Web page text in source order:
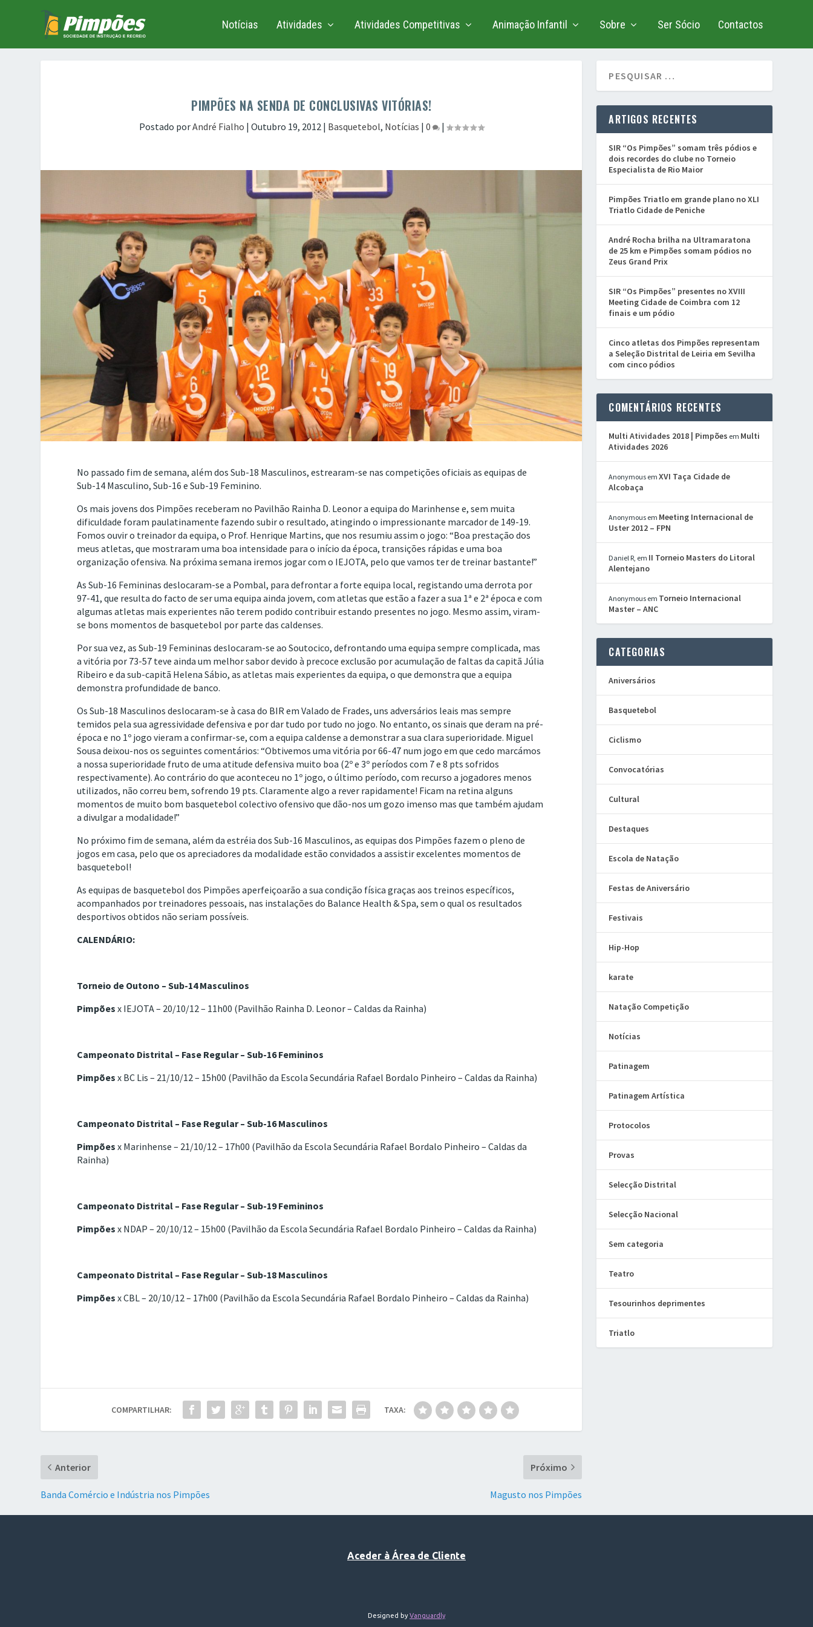
Notícias Atividades Atividades Competitivas Animação Infantil Sobre Ser Sócio Contactos
PIMPÕES NA SENDA DE CONCLUSIVAS VITÓRIAS!
Postado porAndré Fialho | Outubro 19, 2012| Basquetebol, Notícias | 0 |
No passado fim de semana, além dos Sub-18 Masculinos, estrearam-se nas competições oficiais as equipas de
Sub-14 Masculino, Sub-16 e Sub-19 Feminino.
Os mais jovens dos Pimpões receberam no Pavilhão Rainha D. Leonor a equipa do Marinhense e, sem muita
dificuldade foram paulatinamente fazendo subir o resultado, atingindo o impressionante marcador de 149-19.
Fomos ouvir o treinador da equipa, o Prof. Henrique Martins, que nos resumiu assim o jogo: “Boa prestação dos
meus atletas, que mostraram uma boa intensidade para o início da época, transições rápidas e uma boa
organização ofensiva. Na próxima semana iremos jogar com o IEJOTA, pelo que vamos ter de treinar bastante!”
As Sub-16 Femininas deslocaram-se a Pombal, para defrontar a forte equipa local, registando uma derrota por
97-41, que resulta do facto de ser uma equipa ainda jovem, com atletas que estão a fazer a sua 1ª e 2ª época e com
algumas atletas mais experientes não terem podido contribuir estando presentes no jogo. Mesmo assim, viram-
se bons momentos de basquetebol por parte das caldenses.
Por sua vez, as Sub-19 Femininas deslocaram-se ao Soutocico, defrontando uma equipa sempre complicada, mas
a vitória por 73-57 teve ainda um melhor sabor devido à precoce exclusão por acumulação de faltas da capitã Júlia
Ribeiro e da sub-capitã Helena Sábio, as atletas mais experientes da equipa, o que demonstra que a equipa
demonstra profundidade de banco.
Os Sub-18 Masculinos deslocaram-se à casa do BIR em Valado de Frades, uns adversários leais mas sempre
temidos pela sua agressividade defensiva e por dar tudo por tudo no jogo. No entanto, os sinais que deram na pré-
época e no 1º jogo vieram a confirmar-se, com a equipa caldense a demonstrar a sua clara superioridade. Miguel
Sousa deixou-nos os seguintes comentários: “Obtivemos uma vitória por 66-47 num jogo em que cedo marcámos
a nossa superioridade fruto de uma atitude defensiva muito boa (2º e 3º períodos com 7 e 8 pts sofridos
respectivamente). Ao contrário do que aconteceu no 1º jogo, o último período, com recurso a jogadores menos
utilizados, não correu bem, sofrendo 19 pts. Claramente algo a rever rapidamente! Ficam na retina alguns
momentos de muito bom basquetebol colectivo ofensivo que dão-nos um gozo imenso mas que também ajudam
a divulgar a modalidade!”
No próximo fim de semana, além da estréia dos Sub-16 Masculinos, as equipas dos Pimpões fazem o pleno de
jogos em casa, pelo que os apreciadores da modalidade estão convidados a assistir excelentes momentos de
basquetebol!
As equipas de basquetebol dos Pimpões aperfeiçoarão a sua condição física graças aos treinos específicos,
acompanhados por treinadores pessoais, nas instalações do Balance Health & Spa, sem o qual os resultados
desportivos obtidos não seriam possíveis.
CALENDÁRIO:
Torneio de Outono – Sub-14 Masculinos
Pimpõesx IEJOTA – 20/10/12 – 11h00 (Pavilhão Rainha D. Leonor – Caldas da Rainha)
Campeonato Distrital – Fase Regular – Sub-16 Femininos
Pimpõesx BC Lis – 21/10/12 – 15h00 (Pavilhão da Escola Secundária Rafael Bordalo Pinheiro – Caldas da Rainha)
Campeonato Distrital – Fase Regular – Sub-16 Masculinos
Pimpõesx Marinhense – 21/10/12 – 17h00 (Pavilhão da Escola Secundária Rafael Bordalo Pinheiro – Caldas da
Rainha)
Campeonato Distrital – Fase Regular – Sub-19 Femininos
Pimpõesx NDAP – 20/10/12 – 15h00 (Pavilhão da Escola Secundária Rafael Bordalo Pinheiro – Caldas da Rainha)
Campeonato Distrital – Fase Regular – Sub-18 Masculinos
Pimpõesx CBL – 20/10/12 – 17h00 (Pavilhão da Escola Secundária Rafael Bordalo Pinheiro – Caldas da Rainha)
COMPARTILHAR: TAXA:
Anterior
Banda Comércio e Indústria nos Pimpões
Próximo
Magusto nos Pimpões
ARTIGOS RECENTES
SIR “Os Pimpões” somam três pódios e
dois recordes do clube no Torneio
Especialista de Rio Maior
Pimpões Triatlo em grande plano no XLI
Triatlo Cidade de Peniche
André Rocha brilha na Ultramaratona
de 25 km e Pimpões somam pódios no
Zeus Grand Prix
SIR “Os Pimpões” presentes no XVIII
Meeting Cidade de Coimbra com 12
finais e um pódio
Cinco atletas dos Pimpões representam
a Seleção Distrital de Leiria em Sevilha
com cinco pódios
COMENTÁRIOS RECENTES
Multi Atividades 2018 | Pimpões em Multi
Atividades 2026
Anonymous emXVI Taça Cidade de
Alcobaça
Anonymous em Meeting Internacional de
Uster 2012 – FPN
Daniel R, em II Torneio Masters do Litoral
Alentejano
Anonymous em Torneio Internacional
Master – ANC
CATEGORIAS
Aniversários
Basquetebol
Ciclismo
Convocatórias
Cultural
Destaques
Escola de Natação
Festas de Aniversário
Festivais
Hip-Hop
karate
Natação Competição
Notícias
Patinagem
Patinagem Artística
Protocolos
Provas
Selecção Distrital
Selecção Nacional
Sem categoria
Teatro
Tesourinhos deprimentes
Triatlo
Aceder à Área de Cliente
Designed byVanguardly